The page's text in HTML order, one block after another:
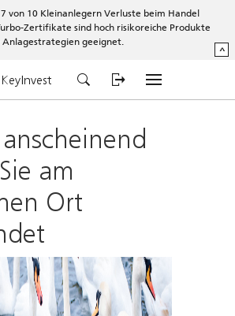
von 10 Kleinanlegern Verluste beim Handel
Zertifikate sind hoch risikoreiche Produkte
geeignet.
^
KeyInvest
am
Ort